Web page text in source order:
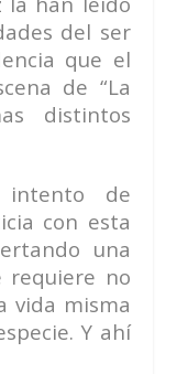
del ser
que el
de “La
distintos
intento de
con esta
una
requiere no
vida misma
Y ahí